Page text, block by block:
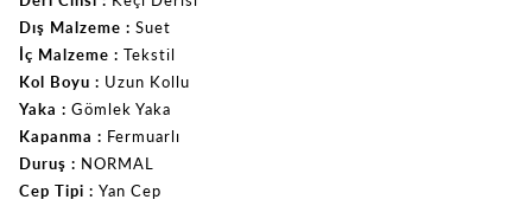
Dış Malzeme
Suet
İç Malzeme
Tekstil
Kol Boyu
Uzun Kollu
Yaka
Gömlek Yaka
Kapanma
Fermuarlı
Duruş
NORMAL
Cep Tipi
Yan Cep